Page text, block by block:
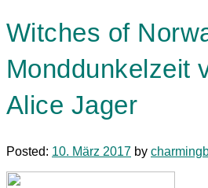
Witches of
Monddunkelzeit
Alice Jager
Posted: 10. März 2017 by